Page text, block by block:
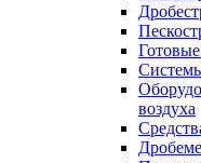
воздуха